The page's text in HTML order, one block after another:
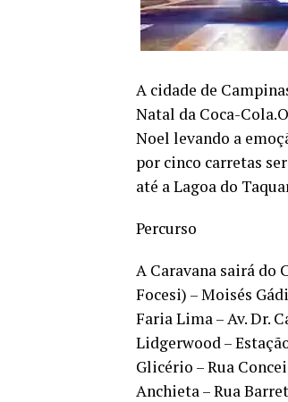
A cidade de
Natal da Coca-
Noel levando a
por cinco carretas
até a Lagoa do
Percurso
A Caravana sairá do
Focesi) – Moisés
Faria Lima – Av. Dr.
Lidgerwood –
Glicério – Rua
Anchieta – Rua